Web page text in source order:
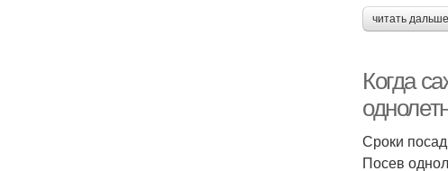
читать
Когда
Сроки
Посев